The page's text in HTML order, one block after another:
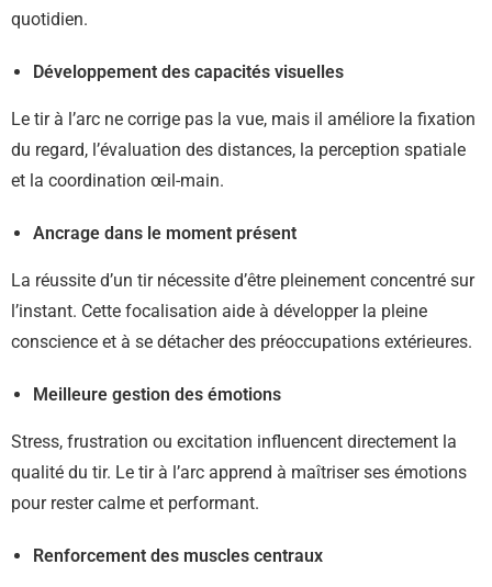
quotidien.
Développement des capacités visuelles
Le tir à l’arc ne corrige pas la vue, mais il améliore la fixation
du regard, l’évaluation des distances, la perception spatiale
et la coordination œil-main.
Ancrage dans le moment présent
La réussite d’un tir nécessite d’être pleinement concentré sur
l’instant. Cette focalisation aide à développer la pleine
conscience et à se détacher des préoccupations extérieures.
Meilleure gestion des émotions
Stress, frustration ou excitation influencent directement la
qualité du tir. Le tir à l’arc apprend à maîtriser ses émotions
pour rester calme et performant.
Renforcement des muscles centraux